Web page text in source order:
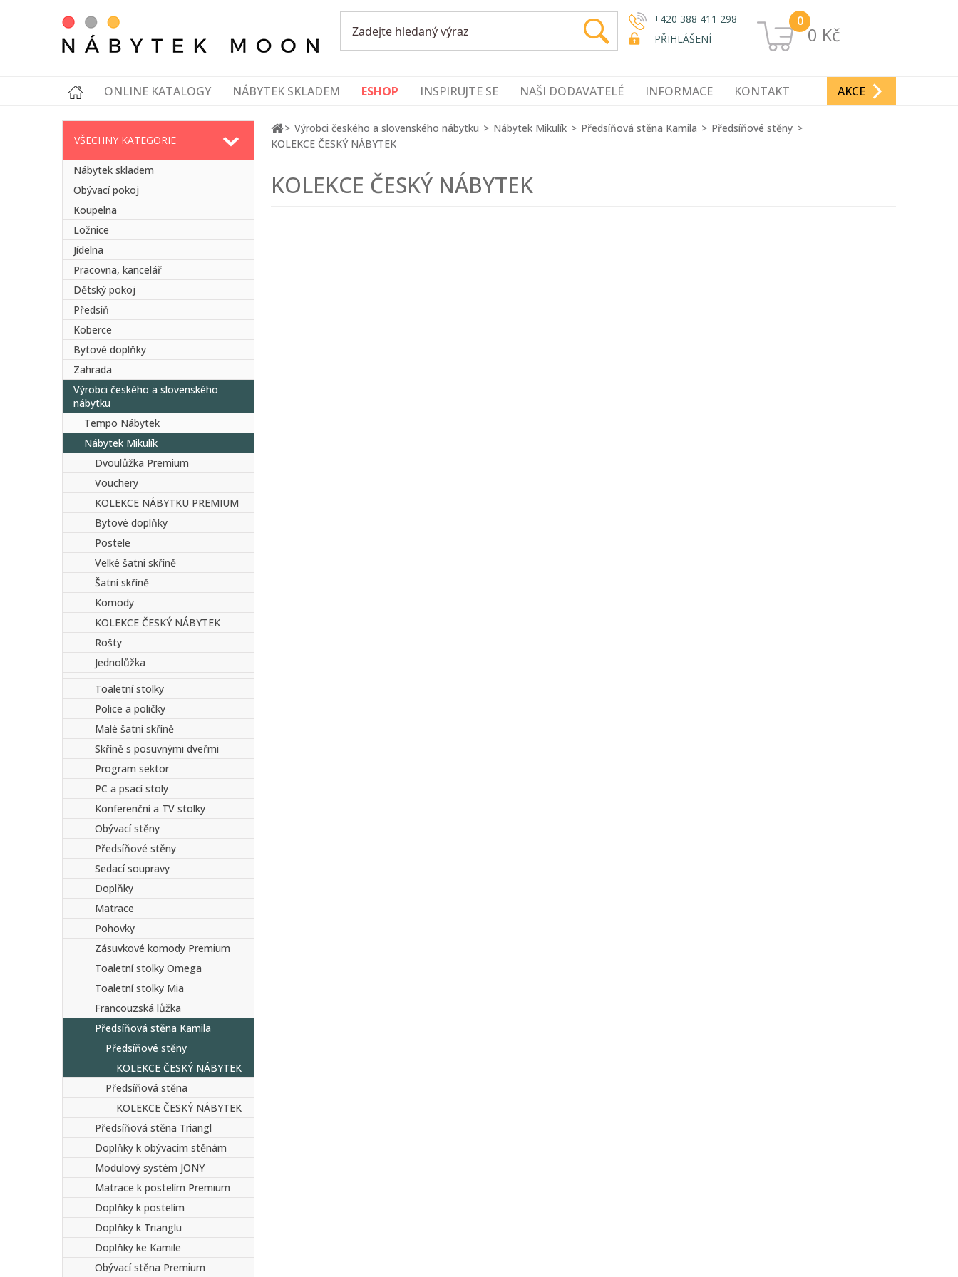
+420 388 411 298
PŘIHLÁŠENÍ
0
0 Kč
ONLINE KATALOGY NÁBYTEK SKLADEM ESHOP INSPIRUJTE SE NAŠI DODAVATELÉ INFORMACE KONTAKT AKCE
VŠECHNY KATEGORIE
Nábytek skladem
Obývací pokoj
Koupelna
Ložnice
Jídelna
Pracovna, kancelář
Dětský pokoj
Předsíň
Koberce
Bytové doplňky
Zahrada
Výrobci českého a slovenského
nábytku
Tempo Nábytek
Nábytek Mikulík
Dvoulůžka Premium
Vouchery
KOLEKCE NÁBYTKU PREMIUM
Bytové doplňky
Postele
Velké šatní skříně
Šatní skříně
Komody
KOLEKCE ČESKÝ NÁBYTEK
Rošty
Jednolůžka
Toaletní stolky
Police a poličky
Malé šatní skříně
Skříně s posuvnými dveřmi
Program sektor
PC a psací stoly
Konferenční a TV stolky
Obývací stěny
Předsíňové stěny
Sedací soupravy
Doplňky
Matrace
Pohovky
Zásuvkové komody Premium
Toaletní stolky Omega
Toaletní stolky Mia
Francouzská lůžka
Předsíňová stěna Kamila
Předsíňové stěny
KOLEKCE ČESKÝ NÁBYTEK
Předsíňová stěna
KOLEKCE ČESKÝ NÁBYTEK
Předsíňová stěna Triangl
Doplňky k obývacím stěnám
Modulový systém JONY
Matrace k postelím Premium
Doplňky k postelím
Doplňky k Trianglu
Doplňky ke Kamile
Obývací stěna Premium
Výrobci českého a slovenského nábytku Nábytek Mikulík Předsíňová stěna Kamila
Předsíňové stěny
KOLEKCE ČESKÝ NÁBYTEK
KOLEKCE ČESKÝ NÁBYTEK